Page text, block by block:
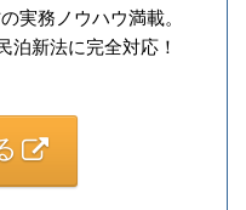
実務ノウハウ満載。
泊新法に完全対応！